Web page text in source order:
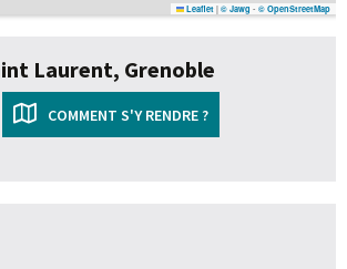
Leaflet | © Jawg - © OpenStreetMap
Laurent, Grenoble
COMMENT S'Y RENDRE ?